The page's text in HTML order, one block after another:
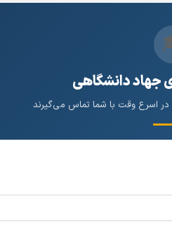
جهاد دانشگاهی
در اسرع وقت با شما تماس می‌گیرند